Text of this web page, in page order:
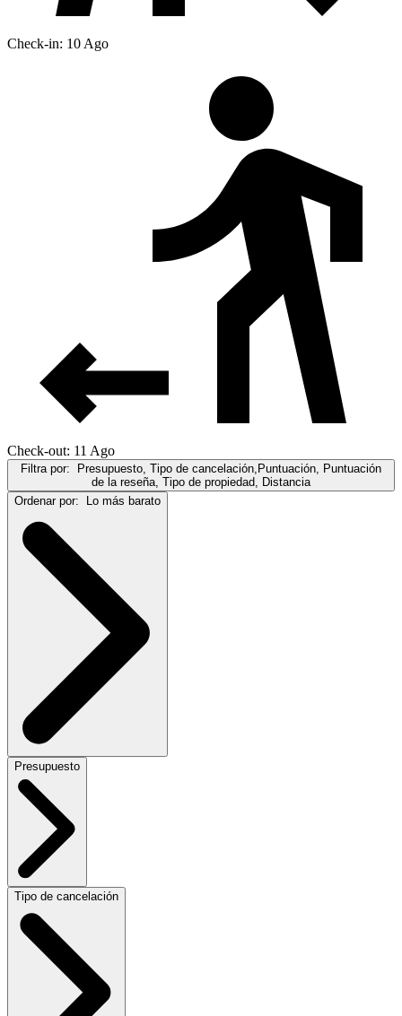
Check-in: 10 Ago
Check-out: 11 Ago
Filtra por:
Presupuesto, Tipo de cancelación,Puntuación, Puntuación
de la reseña, Tipo de propiedad, Distancia
Ordenar por:
Lo más barato
Presupuesto
Tipo de cancelación